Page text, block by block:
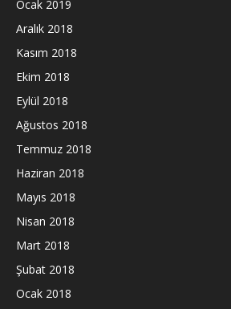
Ocak 2019
Aralık 2018
Kasım 2018
Ekim 2018
Eylül 2018
Ağustos 2018
Temmuz 2018
Haziran 2018
Mayıs 2018
Nisan 2018
Mart 2018
Şubat 2018
Ocak 2018